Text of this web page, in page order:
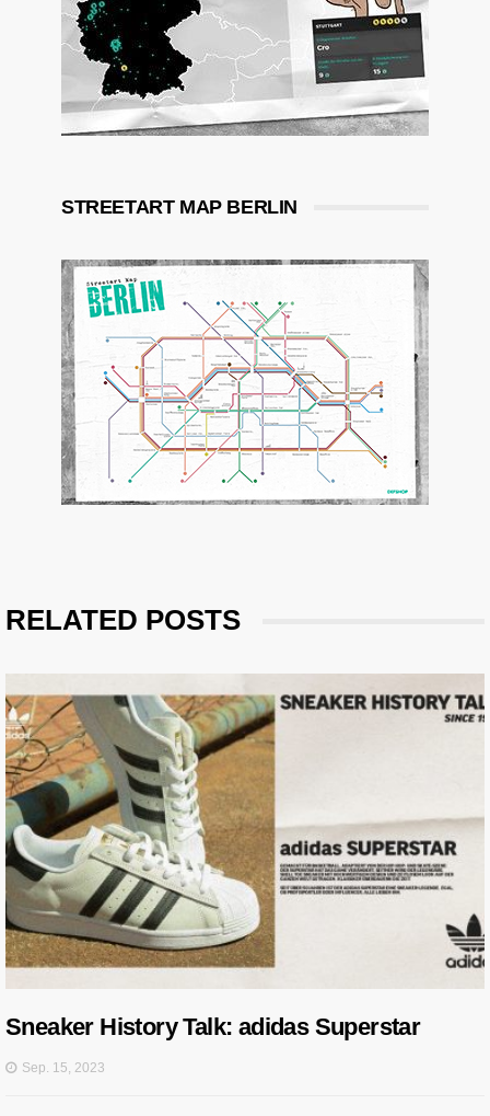
STREETART MAP BERLIN
RELATED POSTS
Sneaker History Talk: adidas Superstar
Sep. 15, 2023